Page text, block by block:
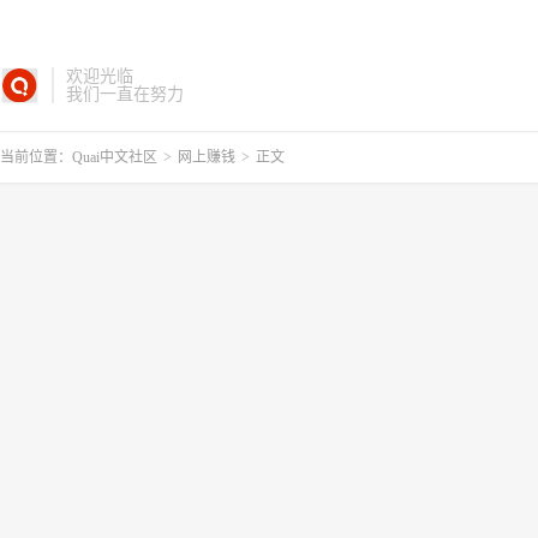
欢迎光临
我们一直在努力
当前位置： Quai中文社区 > 网上赚钱 > 正文